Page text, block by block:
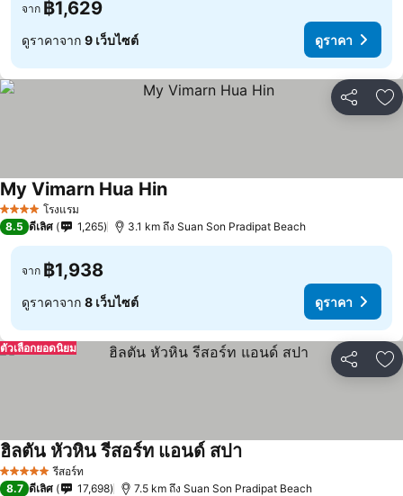
จาก ฿1,629
ดูราคาจาก 9 เว็บไซต์ ดูราคา
แชร์ เ
4 ดาว โรงแรม
My Vimarn Hua Hin
8.5 ดีเลิศ 1,265 3.1 km ถึง Suan Son Pradipat Beach
จาก ฿1,938
ดูราคาจาก 8 เว็บไซต์ ดูราคา
แชร์ เ
ตัวเลือกยอดนิยม
5 ดาว รีสอร์ท
ฮิลตัน หัวหิน รีสอร์ท แอนด์ สปา
8.7 ดีเลิศ 17,698 7.5 km ถึง Suan Son Pradipat Beach